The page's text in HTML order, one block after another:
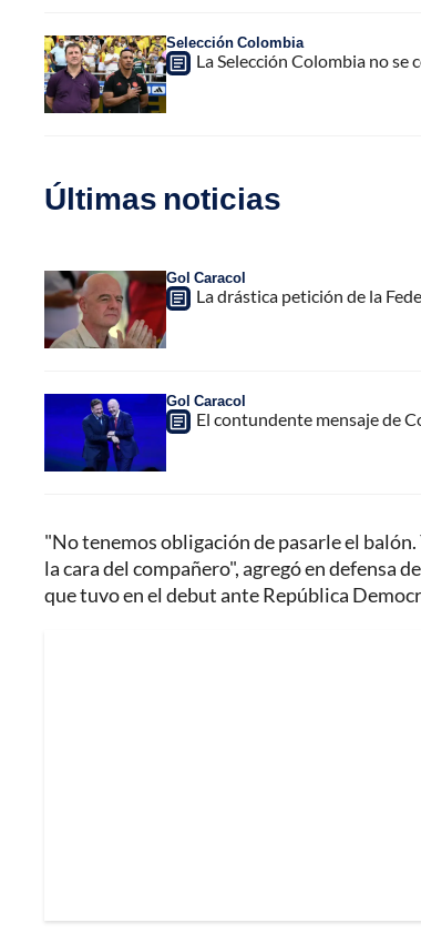
Selección Colombia
La Selección Colombia no se
Últimas noticias
Gol Caracol
La drástica petición de la
Gol Caracol
El contundente mensaje de
"No tenemos obligación de pasarle el
la cara del compañero", agregó en defensa
que tuvo en el debut ante República